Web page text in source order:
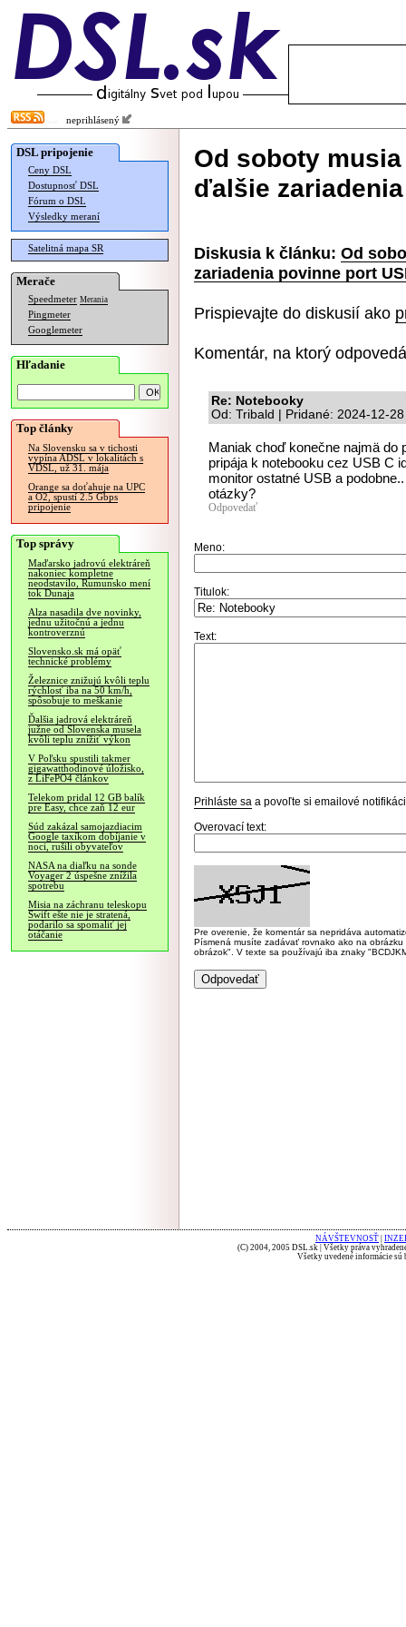
neprihlásený
DSL pripojenie
Ceny DSL
Dostupnosť DSL
Fórum o DSL
Výsledky meraní
Satelitná mapa SR
Merače
Speedmeter Merania
Pingmeter
Googlemeter
Hľadanie
Top články
Na Slovensku sa v tichosti
vypína ADSL v lokalitách s
VDSL, už 31. mája
Orange sa doťahuje na UPC
a O2, spustí 2.5 Gbps
pripojenie
Top správy
Maďarsko jadrovú elektráreň
nakoniec kompletne
neodstavilo, Rumunsko mení
tok Dunaja
Alza nasadila dve novinky,
jednu užitočnú a jednu
kontroverznú
Slovensko.sk má opäť
technické problémy
Železnice znižujú kvôli teplu
rýchlosť iba na 50 km/h,
spôsobuje to meškanie
Ďalšia jadrová elektráreň
južne od Slovenska musela
kvôli teplu znížiť výkon
V Poľsku spustili takmer
gigawatthodinové úložisko,
z LiFePO4 článkov
Telekom pridal 12 GB balík
pre Easy, chce zaň 12 eur
Súd zakázal samojazdiacim
Google taxíkom dobíjanie v
noci, rušili obyvateľov
NASA na diaľku na sonde
Voyager 2 úspešne znížila
spotrebu
Misia na záchranu teleskopu
Swift ešte nie je stratená,
podarilo sa spomaliť jej
otáčanie
Od soboty
ďalšie
Diskusia k článku: Od
zariadenia povinne port
Prispievajte do diskusií ako
Komentár, na ktorý
Re: Notebooky
Od: Tribald | Pridané: 2024-12-
Maniak choď konečne najmä do
pripája k notebooku cez USB C
monitor ostatné USB a
otázky?
Odpovedať
Meno:
Titulok:
Text:
Prihláste sa a povoľte si emailové
Overovací text:
Pre overenie, že komentár sa nepridáva
Písmená musíte zadávať rovnako ako na
obrázok". V texte sa používajú iba znaky
NÁVŠTEVNOSŤ
(C) 2004, 2005 DSL.sk | Všetky práva
Všetky uvedené informácie sú